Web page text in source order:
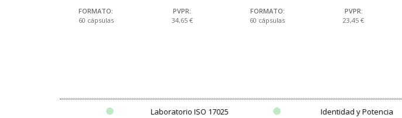
FORMATO:
60 cápsulas
PVPR:
34,65 €
FORMATO:
60 cápsulas
PVPR:
23,45 €
Laboratorio ISO 17025 Identidad y Potencia